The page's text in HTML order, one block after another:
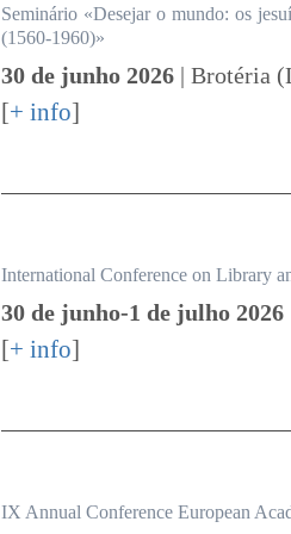
Seminário «Desejar o mundo: os
(1560-1960)»
30 de junho 2026 | Brotéria
[+ info]
International Conference on Library
30 de junho-1 de julho 2026
[+ info]
IX Annual Conference European